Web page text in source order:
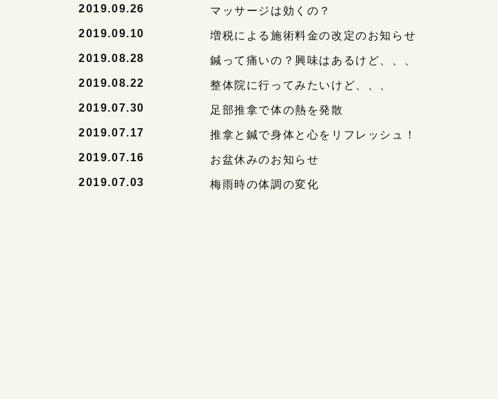
2019.09.26
マッサージは効くの？
2019.09.10
増税による施術料金の改定のお知らせ
2019.08.28
鍼って痛いの？興味はあるけど、、、
2019.08.22
整体院に行ってみたいけど、、、
2019.07.30
足部推拿で体の熱を発散
2019.07.17
推拿と鍼で身体と心をリフレッシュ！
2019.07.16
お盆休みのお知らせ
2019.07.03
梅雨時の体調の変化